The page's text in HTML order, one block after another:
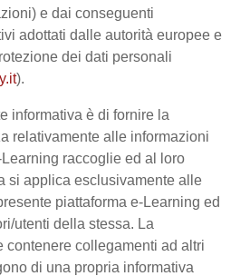
e dai conseguenti
adottati dalle autorità europee e
dei dati personali
).
informativa è di fornire la
relativamente alle informazioni
raccoglie ed al loro
si applica esclusivamente alle
piattaforma e-Learning ed
utenti della stessa. La
contenere collegamenti ad altri
di una propria informativa